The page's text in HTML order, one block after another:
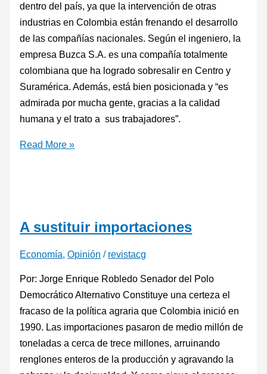
dentro del país, ya que la intervención de otras
industrias en Colombia están frenando el desarrollo
de las compañías nacionales. Según el ingeniero, la
empresa Buzca S.A. es una compañía totalmente
colombiana que ha logrado sobresalir en Centro y
Suramérica. Además, está bien posicionada y “es
admirada por mucha gente, gracias a la calidad
humana y el trato a sus trabajadores”.
Read More »
A sustituir importaciones
Economía,Opinión / revistacg
Por: Jorge Enrique Robledo Senador del Polo
Democrático Alternativo Constituye una certeza el
fracaso de la política agraria que Colombia inició en
1990. Las importaciones pasaron de medio millón de
toneladas a cerca de trece millones, arruinando
renglones enteros de la producción y agravando la